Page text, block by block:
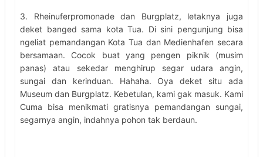
3. Rheinuferpromonade dan Burgplatz, letaknya juga
deket banged sama kota Tua. Di sini pengunjung bisa
ngeliat pemandangan Kota Tua dan Medienhafen secara
bersamaan. Cocok buat yang pengen piknik (musim
panas) atau sekedar menghirup segar udara angin,
sungai dan kerinduan. Hahaha. Oya deket situ ada
Museum dan Burgplatz. Kebetulan, kami gak masuk. Kami
Cuma bisa menikmati gratisnya pemandangan sungai,
segarnya angin, indahnya pohon tak berdaun.